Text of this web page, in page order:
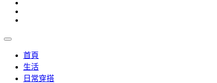
首頁
生活
日常穿搭